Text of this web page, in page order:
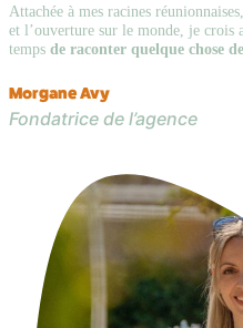
Attachée à mes racines
et l’ouverture sur le monde, je crois
temps de raconter quelque chose
Morgane Avy
Fondatrice de l’agence